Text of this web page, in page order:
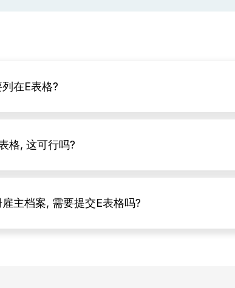
在E表格?
格, 这可行吗?
主档案, 需要提交E表格吗?